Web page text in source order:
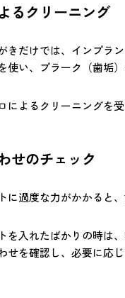
るクリーニング
きだけでは、インプラ
使い、プラーク（歯垢
によるクリーニングを
せのチェック
に過度な力がかかると
を入れたばかりの時は
せを確認し、必要に応